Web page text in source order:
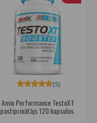
Amix Performance TestoXT
pastiprinātājs 120 kapsulas.
(5)